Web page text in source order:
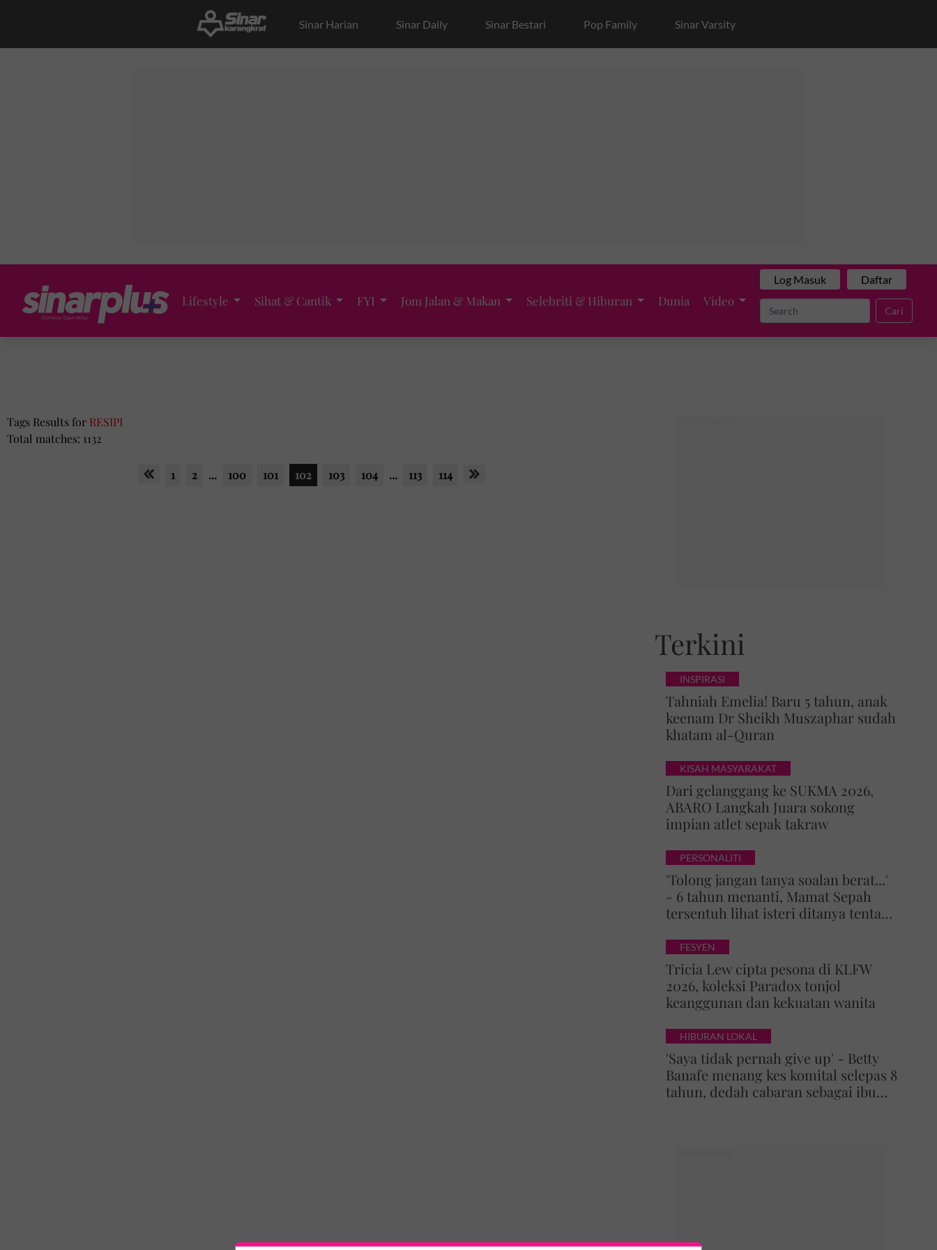
Sinar Harian Sinar Daily Sinar Bestari Pop Family Sinar Varsity
Lifestyle Sihat & Cantik FYI Jom Jalan & Makan Selebriti & Hiburan Dunia Video
Log Masuk Daftar
Cari
Tags Results for RESIPI
Total matches: 1132
1 2 ... 100 101 102 103 104 ... 113 114
Terkini
INSPIRASI
Tahniah Emelia! Baru 5 tahun, anak
keenam Dr Sheikh Muszaphar sudah
khatam al-Quran
KISAH MASYARAKAT
Dari gelanggang ke SUKMA 2026,
ABARO Langkah Juara sokong
impian atlet sepak takraw
PERSONALITI
'Tolong jangan tanya soalan berat...'
- 6 tahun menanti, Mamat Sepah
tersentuh lihat isteri ditanya tentang
FESYEN
Tricia Lew cipta pesona di KLFW
2026, koleksi Paradox tonjol
keanggunan dan kekuatan wanita
HIBURAN LOKAL
'Saya tidak pernah give up' - Betty
Banafe menang kes komital selepas 8
tahun, dedah cabaran sebagai ibu